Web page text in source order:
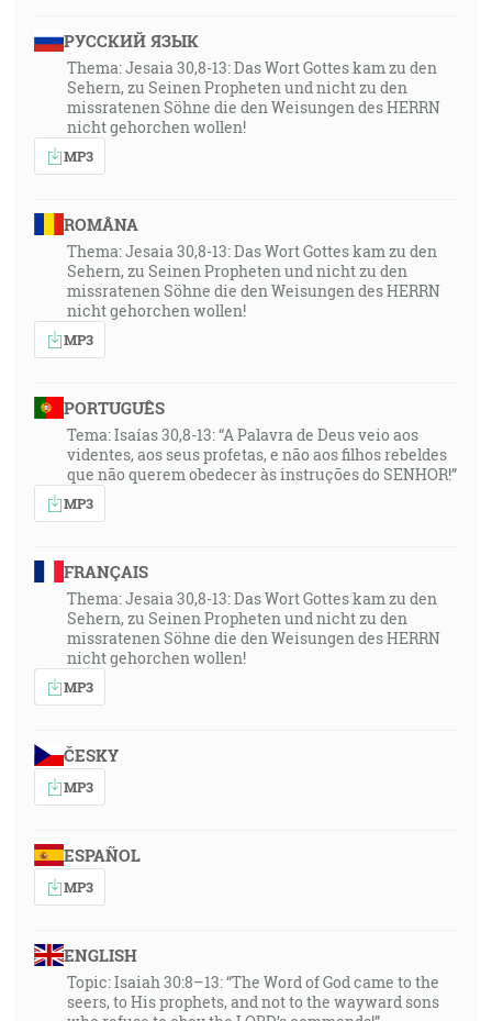
РУССКИЙ ЯЗЫК
Thema: Jesaia 30,8-13: Das Wort Gottes kam zu den
Sehern, zu Seinen Propheten und nicht zu den
missratenen Söhne die den Weisungen des HERRN
nicht gehorchen wollen!
MP3
ROMÂNA
Thema: Jesaia 30,8-13: Das Wort Gottes kam zu den
Sehern, zu Seinen Propheten und nicht zu den
missratenen Söhne die den Weisungen des HERRN
nicht gehorchen wollen!
MP3
PORTUGUÊS
Tema: Isaías 30,8-13: “A Palavra de Deus veio aos
videntes, aos seus profetas, e não aos filhos rebeldes
que não querem obedecer às instruções do SENHOR!”
MP3
FRANÇAIS
Thema: Jesaia 30,8-13: Das Wort Gottes kam zu den
Sehern, zu Seinen Propheten und nicht zu den
missratenen Söhne die den Weisungen des HERRN
nicht gehorchen wollen!
MP3
ČESKY
MP3
ESPAÑOL
MP3
ENGLISH
Topic: Isaiah 30:8–13: “The Word of God came to the
seers, to His prophets, and not to the wayward sons